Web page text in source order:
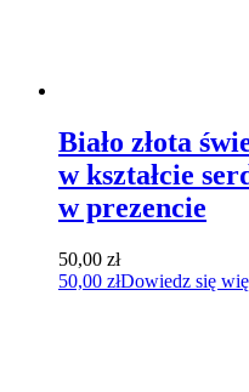
Biało złota
w kształcie
w prezencie
50,00 zł
50,00 złDowiedz się